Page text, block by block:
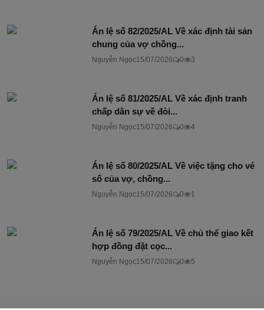
Án lệ số 82/2025/AL Về xác định tài sản
chung của vợ chồng...
Nguyễn Ngọc15/07/2026 0 3
Án lệ số 81/2025/AL Về xác định tranh
chấp dân sự về đòi...
Nguyễn Ngọc15/07/2026 0 4
Án lệ số 80/2025/AL Về việc tặng cho vé
số của vợ, chồng...
Nguyễn Ngọc15/07/2026 0 1
Án lệ số 79/2025/AL Về chủ thể giao kết
hợp đồng đặt cọc...
Nguyễn Ngọc15/07/2026 0 5